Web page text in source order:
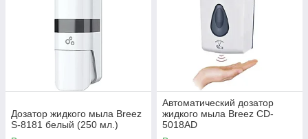
Дозатор жидкого мыла Breez
S-8181 белый (250 мл.)
Автоматический дозатор
жидкого мыла Breez CD-
5018AD